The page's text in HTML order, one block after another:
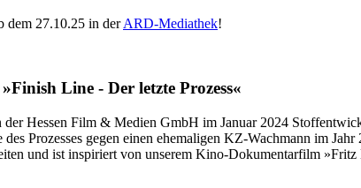
dem 27.10.25 in derARD-Mediathek!
Line - Der letzte Prozess«
der Hessen Film & Medien GmbH im Januar 2024
des Prozesses gegen einen ehemaligen KZ-Wachmann im
und ist inspiriert von unserem Kino-Dokumentarfilm